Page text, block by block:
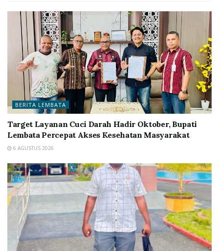
BERITA LEMBATA
Target Layanan Cuci Darah Hadir Oktober, Bupati
Lembata Percepat Akses Kesehatan Masyarakat
6 AGUSTUS 2026